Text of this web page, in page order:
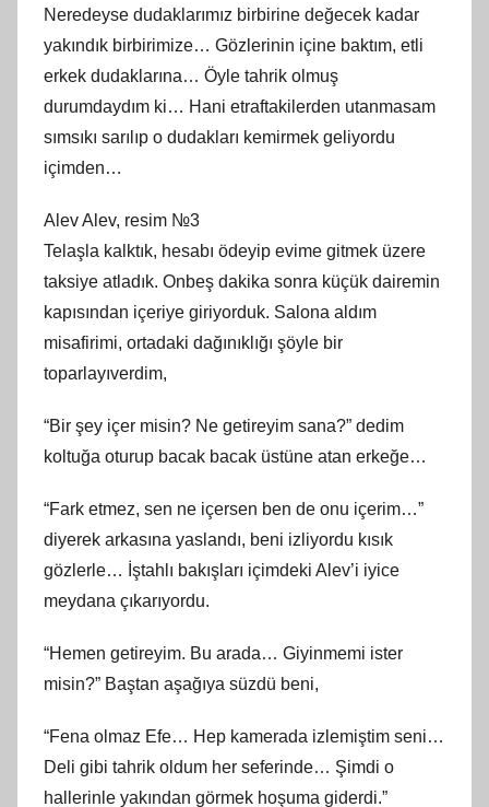
Neredeyse dudaklarımız birbirine değecek kadar
yakındık birbirimize… Gözlerinin içine baktım, etli
erkek dudaklarına… Öyle tahrik olmuş
durumdaydım ki… Hani etraftakilerden utanmasam
sımsıkı sarılıp o dudakları kemirmek geliyordu
içimden…
Alev Alev, resim №3
Telaşla kalktık, hesabı ödeyip evime gitmek üzere
taksiye atladık. Onbeş dakika sonra küçük dairemin
kapısından içeriye giriyorduk. Salona aldım
misafirimi, ortadaki dağınıklığı şöyle bir
toparlayıverdim,
“Bir şey içer misin? Ne getireyim sana?” dedim
koltuğa oturup bacak bacak üstüne atan erkeğe…
“Fark etmez, sen ne içersen ben de onu içerim…”
diyerek arkasına yaslandı, beni izliyordu kısık
gözlerle… İştahlı bakışları içimdeki Alev’i iyice
meydana çıkarıyordu.
“Hemen getireyim. Bu arada… Giyinmemi ister
misin?” Baştan aşağıya süzdü beni,
“Fena olmaz Efe… Hep kamerada izlemiştim seni…
Deli gibi tahrik oldum her seferinde… Şimdi o
hallerinle yakından görmek hoşuma giderdi.”